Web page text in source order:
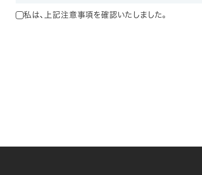
私は、上記注意事項を確認いたしました。